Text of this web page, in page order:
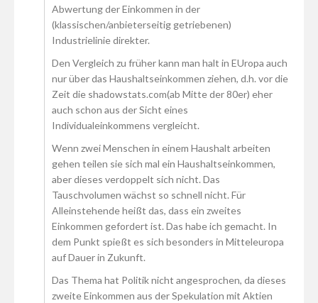
Abwertung der Einkommen in der
(klassischen/anbieterseitig getriebenen)
Industrielinie direkter.
Den Vergleich zu früher kann man halt in EUropa auch
nur über das Haushaltseinkommen ziehen, d.h. vor die
Zeit die shadowstats.com(ab Mitte der 80er) eher
auch schon aus der Sicht eines
Individualeinkommens vergleicht.
Wenn zwei Menschen in einem Haushalt arbeiten
gehen teilen sie sich mal ein Haushaltseinkommen,
aber dieses verdoppelt sich nicht. Das
Tauschvolumen wächst so schnell nicht. Für
Alleinstehende heißt das, dass ein zweites
Einkommen gefordert ist. Das habe ich gemacht. In
dem Punkt spießt es sich besonders in Mitteleuropa
auf Dauer in Zukunft.
Das Thema hat Politik nicht angesprochen, da dieses
zweite Einkommen aus der Spekulation mit Aktien